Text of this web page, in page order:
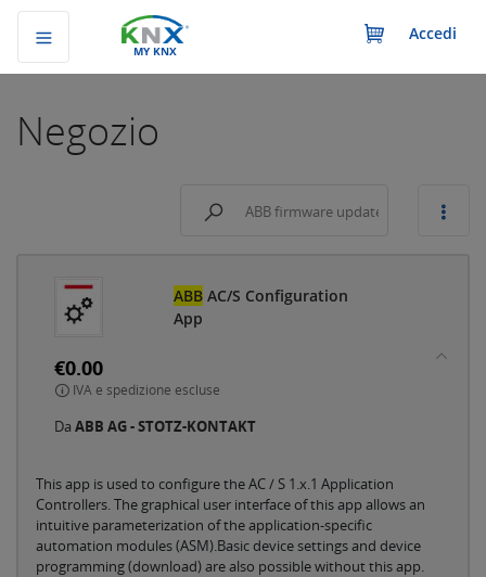
MY KNX
Accedi
Negozio
ABB AC/S Configuration
App
€0.00
IVA e spedizione escluse
Da ABB AG - STOTZ-KONTAKT
This app is used to configure the AC / S 1.x.1 Application
Controllers. The graphical user interface of this app allows an
intuitive parameterization of the application-specific
automation modules (ASM).Basic device settings and device
programming (download) are also possible without this app.